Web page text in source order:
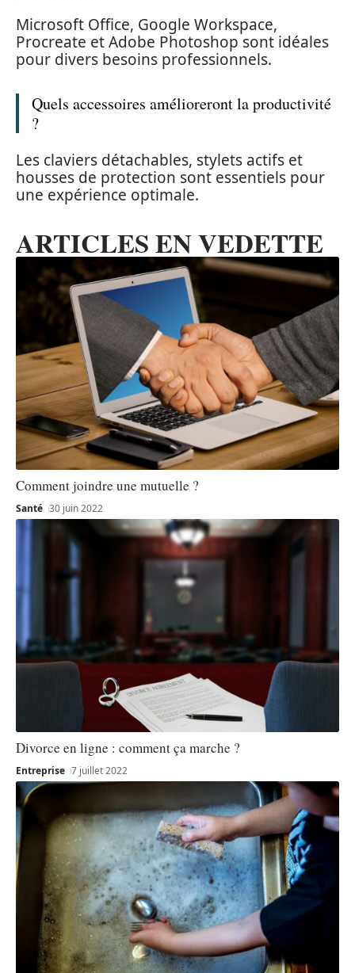
Microsoft Office, Google Workspace,
Procreate et Adobe Photoshop sont idéales
pour divers besoins professionnels.
Quels accessoires amélioreront la productivité
?
Les claviers détachables, stylets actifs et
housses de protection sont essentiels pour
une expérience optimale.
ARTICLES EN VEDETTE
Comment joindre une mutuelle ?
Santé 30 juin 2022
Divorce en ligne : comment ça marche ?
Entreprise 7 juillet 2022